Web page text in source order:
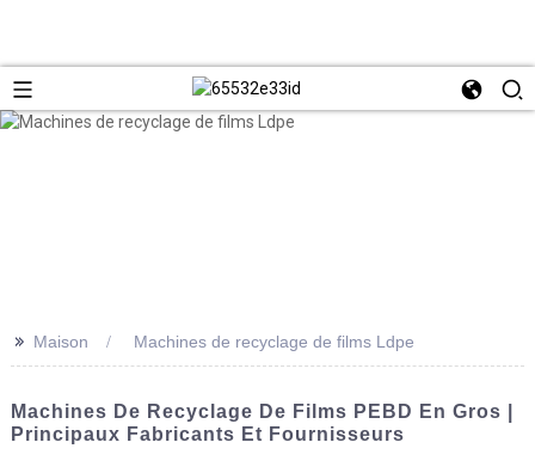
>> Maison Machines de recyclage de films Ldpe
Machines De Recyclage De Films PEBD En Gros |
Principaux Fabricants Et Fournisseurs